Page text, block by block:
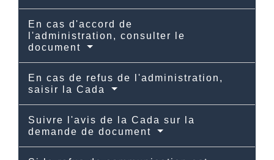
En cas d'accord de
l'administration, consulter le
document
En cas de refus de l'administration,
saisir la Cada
Suivre l'avis de la Cada sur la
demande de document